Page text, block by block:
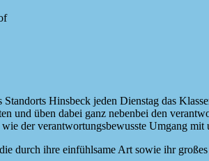
Standorts Hinsbeck jeden Dienstag das
und üben dabei ganz nebenbei den
der verantwortungsbewusste Umgang mit
durch ihre einfühlsame Art sowie ihr